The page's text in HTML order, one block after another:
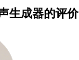
生成器的评价